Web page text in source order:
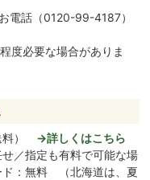
電話（0120-99-4187）
度必要な場合がありま
料） →詳しくはこちら
／指定も有料で可能な場
ド：無料 （北海道は、夏